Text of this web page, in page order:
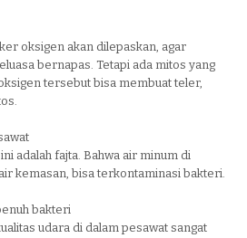
oksigen akan dilepaskan, agar
bernapas. Tetapi ada mitos yang
tersebut bisa membuat teler,
adalah fajta. Bahwa air minum di
kemasan, bisa terkontaminasi bakteri.
bakteri
udara di dalam pesawat sangat